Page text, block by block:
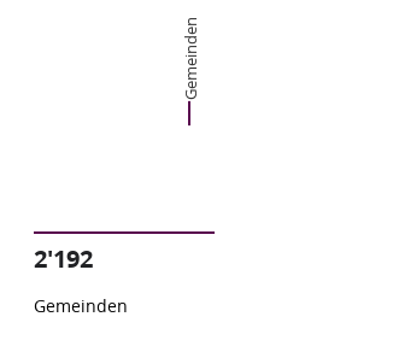
Gemeinden
2'192
Gemeinden